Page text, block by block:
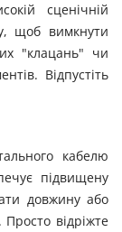
сценічній
щоб вимкнути
"клацань" чи
Відпустіть
кабелю
підвищену
довжину або
відріжте